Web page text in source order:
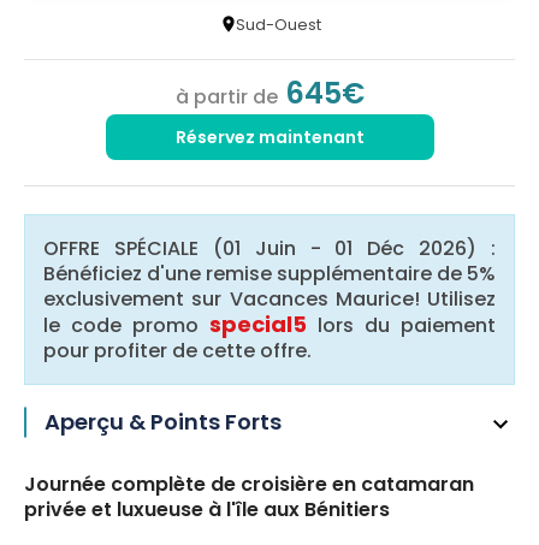
Sud-Ouest
à partir de 645€
Réservez maintenant
OFFRE SPÉCIALE (01 Juin - 01 Déc 2026) :
Bénéficiez d'une remise supplémentaire de 5%
exclusivement sur Vacances Maurice! Utilisez
le code promo special5 lors du paiement
pour profiter de cette offre.
Aperçu & Points Forts
Journée complète de croisière en catamaran
privée et luxueuse à l'île aux Bénitiers